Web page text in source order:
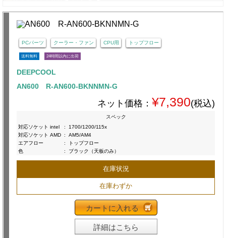
PCパーツ クーラー・ファン CPU用 トップフロー
送料無料 24時間以内に出荷
DEEPCOOL
AN600 R-AN600-BKNNMN-G
ネット価格： ¥7,390(税込)
スペック
対応ソケット intel
:
1700/1200/115x
対応ソケット AMD :
AM5/AM4
エアフロー
:
トップフロー
色
: ブラック（天板のみ）
在庫状況
在庫わずか
カートに入れる
詳細はこちら